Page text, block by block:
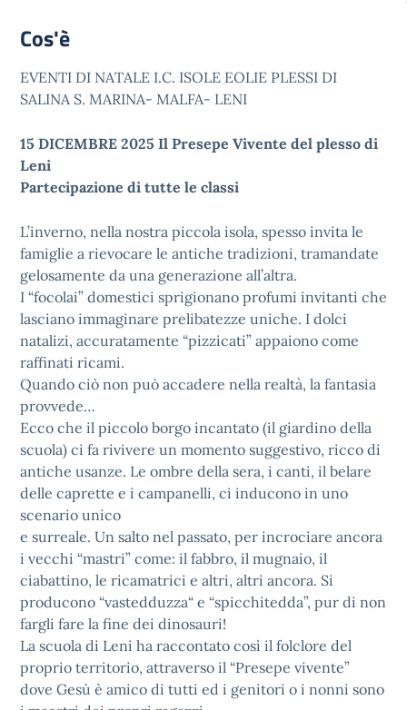
Cos'è
EVENTI DI NATALE I.C. ISOLE EOLIE PLESSI DI
SALINA S. MARINA- MALFA- LENI
15 DICEMBRE 2025 Il Presepe Vivente del plesso di
Leni
Partecipazione di tutte le classi
L’inverno, nella nostra piccola isola, spesso invita le
famiglie a rievocare le antiche tradizioni, tramandate
gelosamente da una generazione all’altra.
I “focolai” domestici sprigionano profumi invitanti che
lasciano immaginare prelibatezze uniche. I dolci
natalizi, accuratamente “pizzicati” appaiono come
raffinati ricami.
Quando ciò non può accadere nella realtà, la fantasia
provvede…
Ecco che il piccolo borgo incantato (il giardino della
scuola) ci fa rivivere un momento suggestivo, ricco di
antiche usanze. Le ombre della sera, i canti, il belare
delle caprette e i campanelli, ci inducono in uno
scenario unico
e surreale. Un salto nel passato, per incrociare ancora
i vecchi “mastri” come: il fabbro, il mugnaio, il
ciabattino, le ricamatrici e altri, altri ancora. Si
producono “vastedduzza“ e “spicchitedda”, pur di non
fargli fare la fine dei dinosauri!
La scuola di Leni ha raccontato così il folclore del
proprio territorio, attraverso il “Presepe vivente”
dove Gesù è amico di tutti ed i genitori o i nonni sono